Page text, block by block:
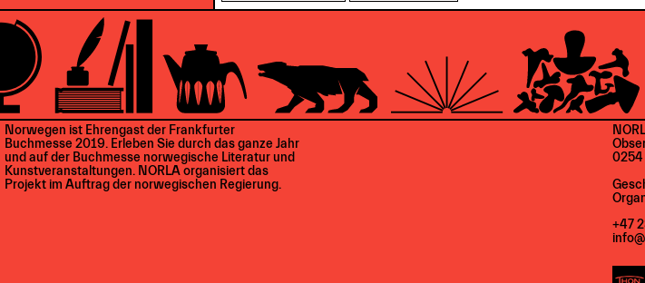
Norwegen ist Ehrengast der Frankfurter
Buchmesse 2019. Erleben Sie durch das ganze Jahr
und auf der Buchmesse norwegische Literatur und
Kunstveranstaltungen. NORLA organisiert das
Projekt im Auftrag der norwegischen Regierung.
0254
+47